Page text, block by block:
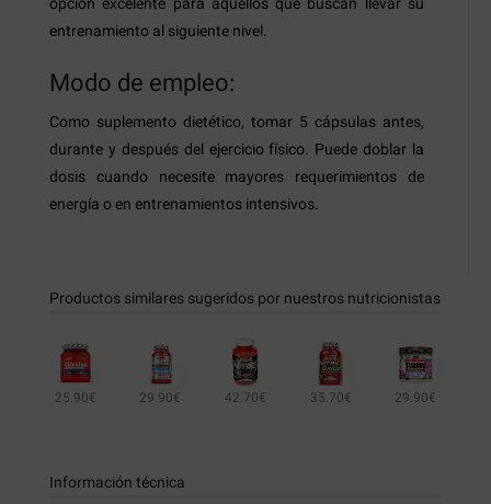
entrenamiento al siguiente nivel.
Modo de empleo:
Como suplemento dietético, tomar 5 cápsulas antes,
durante y después del ejercicio físico. Puede doblar la
dosis cuando necesite mayores requerimientos de
energía o en entrenamientos intensivos.
Productos similares sugeridos por nuestros nutricionistas
25.90€ 29.90€ 42.70€ 35.70€ 29.90€
Información técnica